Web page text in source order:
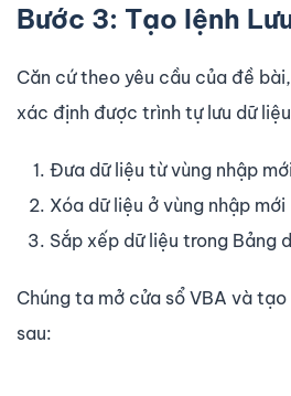
Bước 3: Tạo lệnh
Căn cứ theo yêu cầu của đề
xác định được trình tự lưu dữ
Đưa dữ liệu từ vùng nhập
Xóa dữ liệu ở vùng nhập mới
Sắp xếp dữ liệu trong Bảng
Chúng ta mở cửa sổ VBA và tạo
sau: